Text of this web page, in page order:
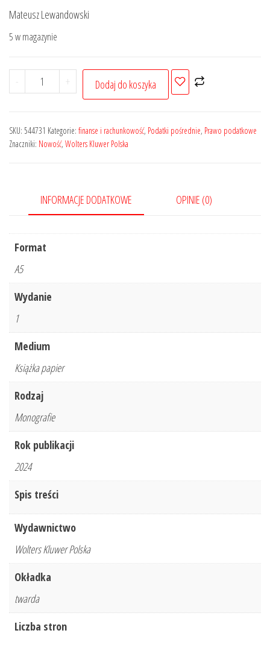
cena
228,00 zł.
cena
Mateusz Lewandowski
5 w magazynie
-
ilość
Opodatkowanie
energetycznego
w
+ Dodaj do koszyka
SKU: 544731 Kategorie: finanse i rachunkowość, Podatki pośrednie, Prawo podatkowe
Znaczniki: Nowość, Wolters Kluwer Polska
INFORMACJE DODATKOWE OPINIE (0)
Format
A5
Wydanie
1
Medium
Książka papier
Rodzaj
Monografie
Rok publikacji
2024
Spis treści
Wydawnictwo
Wolters Kluwer Polska
Okładka
twarda
Liczba stron